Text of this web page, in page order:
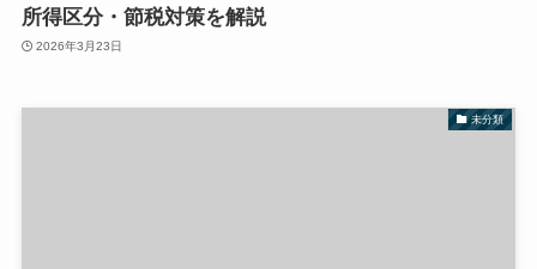
所得区分・節税対策を解説
2026年3月23日
未分類